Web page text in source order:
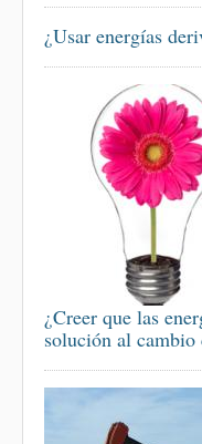
¿Usar energías
¿Creer que las
solución al